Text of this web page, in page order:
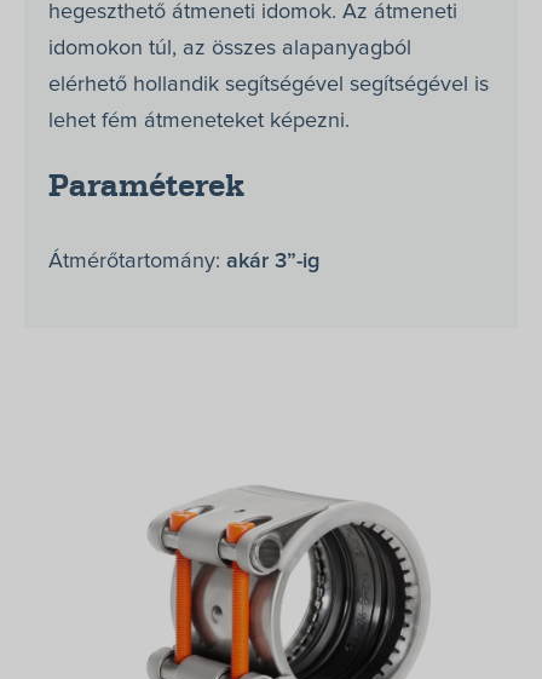
hegeszthető átmeneti idomok. Az átmeneti
idomokon túl, az összes alapanyagból
elérhető hollandik segítségével segítségével is
lehet fém átmeneteket képezni.
Paraméterek
Átmérőtartomány: akár 3”-ig